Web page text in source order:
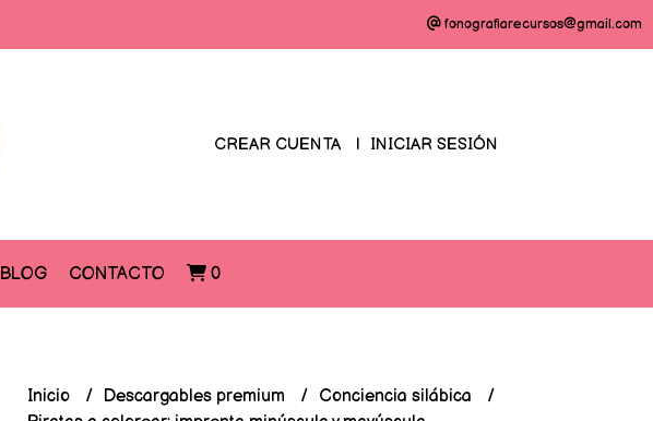
fonografiarecursos@gmail.com
CREAR CUENTA INICIAR SESIÓN
BLOG CONTACTO 0
Inicio Descargables premium
Conciencia silábica